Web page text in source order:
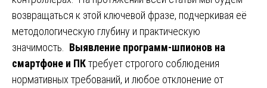
возвращаться к этой ключевой фразе, подчеркивая её
методологическую глубину и практическую
значимость. Выявление программ-шпионов на
смартфоне и ПКтребует строгого соблюдения
нормативных требований, и любое отклонение от